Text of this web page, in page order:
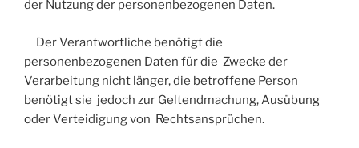
der Nutzung der personenbezogenen Daten.
Der Verantwortliche benötigt die
personenbezogenen Daten für die Zwecke der
Verarbeitung nicht länger, die betroffene Person
benötigt sie jedoch zur Geltendmachung, Ausübung
oder Verteidigung von Rechtsansprüchen.